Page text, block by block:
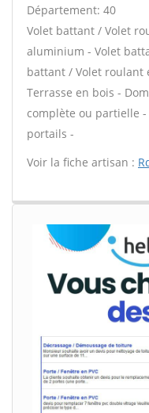
Département: 40
Volet battant / Volet
aluminium - Volet
battant / Volet roulant
Terrasse en bois -
complète ou partielle
portails -
Voir la fiche artisan :